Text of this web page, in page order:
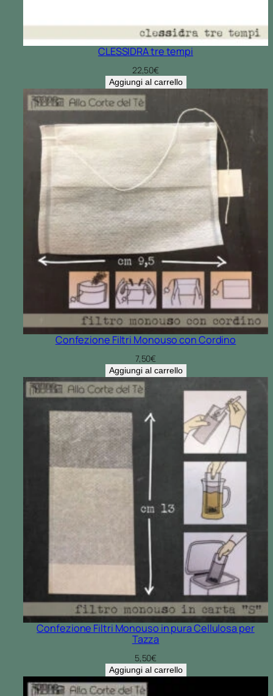
CLESSIDRA tre tempi
22,50€
Aggiungi al carrello
Confezione Filtri Monouso con Cordino
7,50€
Aggiungi al carrello
Confezione Filtri Monouso in pura Cellulosa per
Tazza
5,50€
Aggiungi al carrello